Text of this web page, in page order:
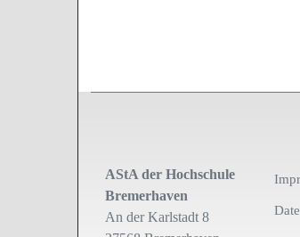
AStA der Hochschule
Bremerhaven
An der Karlstadt 8